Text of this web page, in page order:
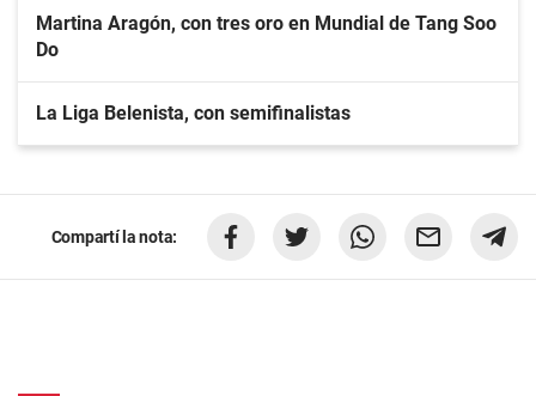
Martina Aragón, con tres oro en Mundial de Tang Soo
Do
La Liga Belenista, con semifinalistas
Compartí la nota: